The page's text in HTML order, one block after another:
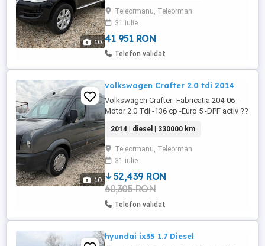
10
bord -Volan piele -Computer bord -
Scaune incalzite -Carlig remorcare -Jante
aliaj r17 -Rezerva 4 jante aliaj r17 -Pret
8000 -Accept unele variante ...
Teleormanu, Teleorman
31 iulie
41 951 RON
Telefon validat
10
volkswagen Crafter 2.0 tdi 2014
Volkswagen Crafter -Fabricatia 204-06 -
Motor 2.0 Tdi -136 cp -Euro 5 -DPF activ ??
Scaun sofer cu perna aer reglabil pe kg -
Culoare deosebita !! -Fara elemente
revopsite -AC -Volan piele -pilot automat -
Navigatie -Camera video marsalier -
Geamuri electrice -Oglinzi ...
2014 | diesel | 330000 km
Teleormanu, Teleorman
31 iulie
52,439 RON
60,305 RON
Telefon validat
hyundai ix35 1.7 Diesel